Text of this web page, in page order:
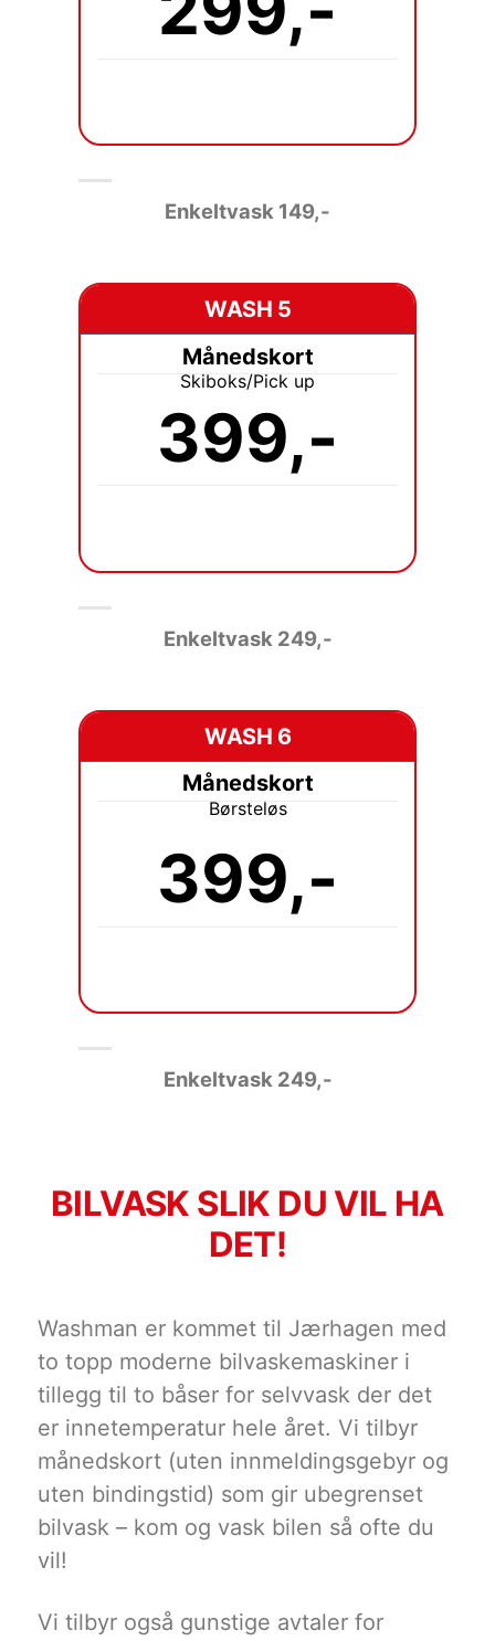
Enkeltvask 149,-
WASH 5
Månedskort
Skiboks/Pick up
399,-
Enkeltvask 249,-
WASH 6
Månedskort
Børsteløs
399,-
Enkeltvask 249,-
BILVASK SLIK DU VIL HA
DET!
Washman er kommet til Jærhagen med
to topp moderne bilvaskemaskiner i
tillegg til to båser for selvvask der det
er innetemperatur hele året. Vi tilbyr
månedskort (uten innmeldingsgebyr og
uten bindingstid) som gir ubegrenset
bilvask – kom og vask bilen så ofte du
vil!
Vi tilbyr også gunstige avtaler for